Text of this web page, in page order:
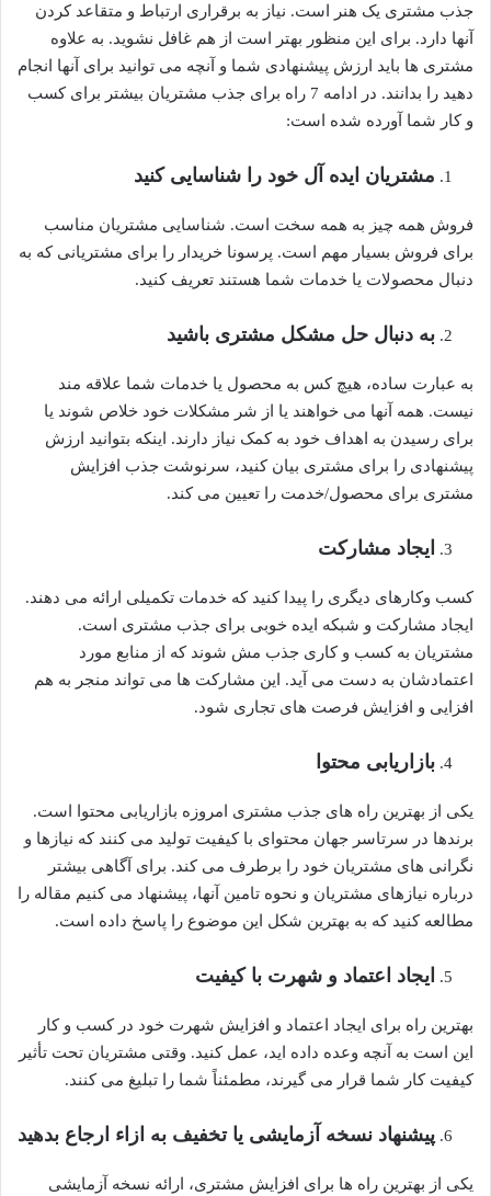
جذب مشتری یک هنر است. نیاز به برقراری ارتباط و متقاعد کردن
آنها دارد. برای این منظور بهتر است از هم غافل نشوید. به علاوه
مشتری ها باید ارزش پیشنهادی شما و آنچه می توانید برای آنها انجام
دهید را بدانند. در ادامه 7 راه برای جذب مشتریان بیشتر برای کسب
و کار شما آورده شده است:
مشتریان ایده آل خود را شناسایی کنید
فروش همه چیز به همه سخت است. شناسایی مشتریان مناسب
برای فروش بسیار مهم است. پرسونا خریدار را برای مشتریانی که به
دنبال محصولات یا خدمات شما هستند تعریف کنید.
به دنبال حل مشکل مشتری باشید
به عبارت ساده، هیچ کس به محصول یا خدمات شما علاقه مند
نیست. همه آنها می خواهند یا از شر مشکلات خود خلاص شوند یا
برای رسیدن به اهداف خود به کمک نیاز دارند. اینکه بتوانید ارزش
پیشنهادی را برای مشتری بیان کنید، سرنوشت جذب افزایش
مشتری برای محصول/خدمت را تعیین می کند.
ایجاد مشارکت
کسب وکارهای دیگری را پیدا کنید که خدمات تکمیلی ارائه می دهند.
ایجاد مشارکت و شبکه ایده خوبی برای جذب مشتری است.
مشتریان به کسب و کاری جذب مش شوند که از منابع مورد
اعتمادشان به دست می آید. این مشارکت ها می تواند منجر به هم
افزایی و افزایش فرصت های تجاری شود.
بازاریابی محتوا
یکی از بهترین راه های جذب مشتری امروزه بازاریابی محتوا است.
برندها در سرتاسر جهان محتوای با کیفیت تولید می کنند که نیازها و
نگرانی های مشتریان خود را برطرف می کند. برای آگاهی بیشتر
درباره نیازهای مشتریان و نحوه تامین آنها، پیشنهاد می کنیم مقاله را
مطالعه کنید که به بهترین شکل این موضوع را پاسخ داده است.
ایجاد اعتماد و شهرت با کیفیت
بهترین راه برای ایجاد اعتماد و افزایش شهرت خود در کسب و کار
این است به آنچه وعده داده اید، عمل کنید. وقتی مشتریان تحت تأثیر
کیفیت کار شما قرار می گیرند، مطمئناً شما را تبلیغ می کنند.
پیشنهاد نسخه آزمایشی یا تخفیف به ازاء ارجاع بدهید
یکی از بهترین راه ها برای افزایش مشتری، ارائه نسخه آزمایشی